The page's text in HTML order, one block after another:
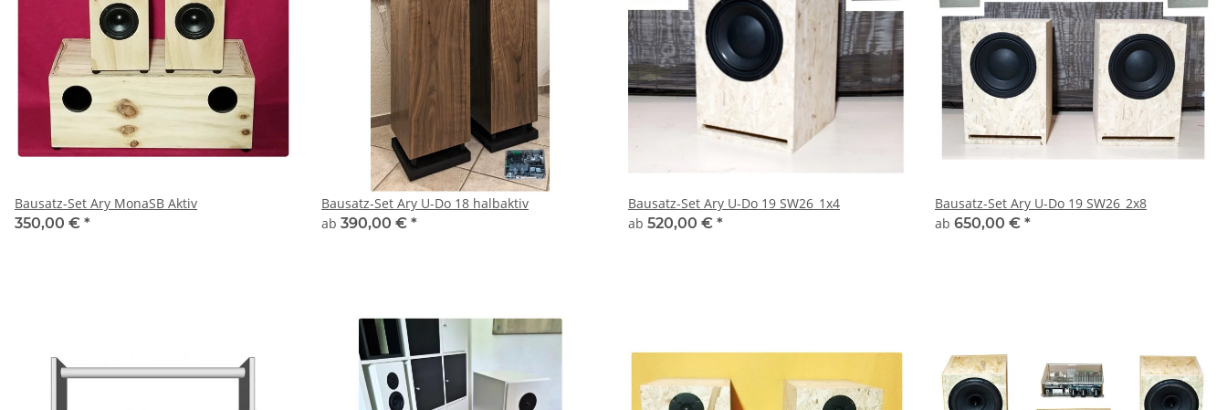
Bausatz-Set Ary MonaSB Aktiv
350,00 € *
Bausatz-Set Ary U-Do 18 halbaktiv
ab 390,00 € *
Bausatz-Set Ary U-Do 19 SW26_1x4
ab 520,00 € *
Bausatz-Set Ary U-Do 19 SW26_2x8
ab 650,00 € *